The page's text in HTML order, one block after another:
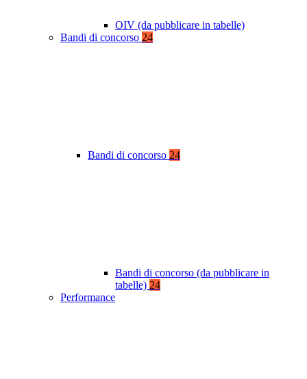
OIV (da pubblicare in tabelle)
Bandi di concorso 24
Bandi di concorso 24
Bandi di concorso (da pubblicare in
tabelle) 24
Performance